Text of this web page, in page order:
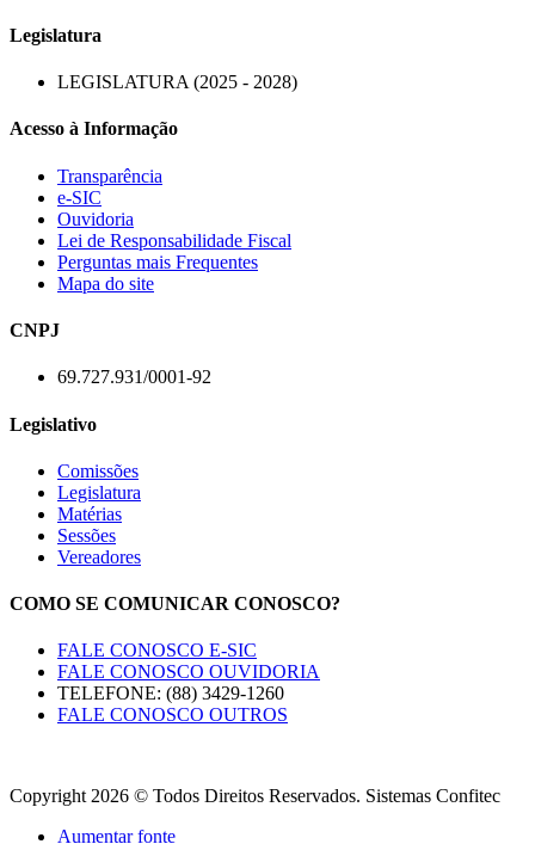
Legislatura
LEGISLATURA (2025 - 2028)
Acesso à Informação
Transparência
e-SIC
Ouvidoria
Lei de Responsabilidade Fiscal
Perguntas mais Frequentes
Mapa do site
CNPJ
69.727.931/0001-92
Legislativo
Comissões
Legislatura
Matérias
Sessões
Vereadores
COMO SE COMUNICAR CONOSCO?
FALE CONOSCO E-SIC
FALE CONOSCO OUVIDORIA
TELEFONE: (88) 3429-1260
FALE CONOSCO OUTROS
Copyright 2026 © Todos Direitos Reservados. Sistemas Confitec
Aumentar fonte